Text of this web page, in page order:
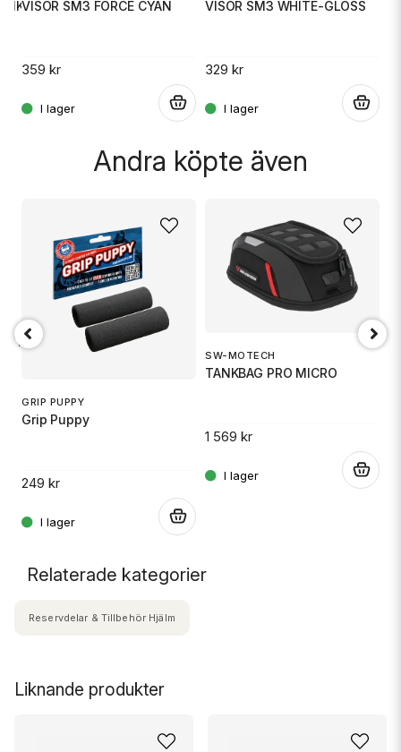
Skicka fråga
VISOR SM3 FORCE CYAN
359 kr
VISOR SM3 WHITE-GLOSS
329 kr
Andra köpte även
TR6
GRIP PUPPY
Grip Puppy
249 kr
SW-MOTECH
TANKBAG PRO MICRO
1 569 kr
Liknande produkter
Relaterade kategorier
Reservdelar & Tillbehör Hjälm